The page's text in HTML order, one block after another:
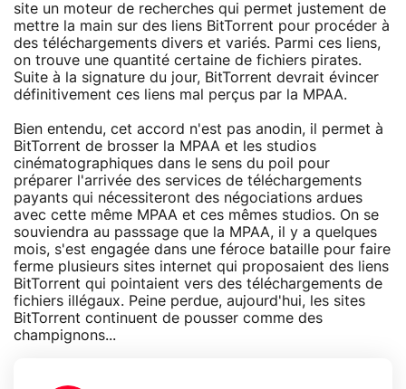
site un moteur de recherches qui permet justement de
mettre la main sur des liens BitTorrent pour procéder à
des téléchargements divers et variés. Parmi ces liens,
on trouve une quantité certaine de fichiers pirates.
Suite à la signature du jour, BitTorrent devrait évincer
définitivement ces liens mal perçus par la MPAA.
Bien entendu, cet accord n'est pas anodin, il permet à
BitTorrent de brosser la MPAA et les studios
cinématographiques dans le sens du poil pour
préparer l'arrivée des services de téléchargements
payants qui nécessiteront des négociations ardues
avec cette même MPAA et ces mêmes studios. On se
souviendra au passsage que la MPAA, il y a quelques
mois, s'est engagée dans une féroce bataille pour faire
ferme plusieurs sites internet qui proposaient des liens
BitTorrent qui pointaient vers des téléchargements de
fichiers illégaux. Peine perdue, aujourd'hui, les sites
BitTorrent continuent de pousser comme des
champignons...